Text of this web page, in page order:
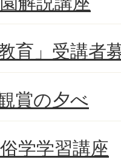
育」受講者
賞の夕べ
学学習講座